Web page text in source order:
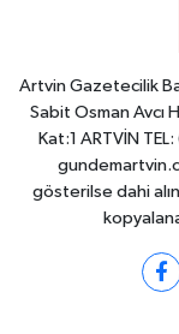
Artvin Gazetecilik
Sabit Osman Avcı
Kat:1 ARTVİN
gösterilse dahi